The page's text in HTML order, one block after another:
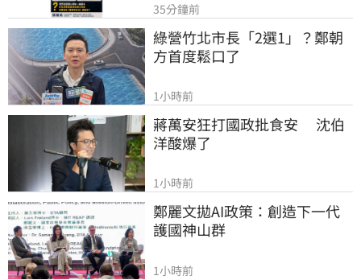
35分鐘前
綠營竹北市長「2選1」？鄭朝
方首度鬆口了
1小時前
蔣萬安狂打國政批食安　 沈伯
洋酸爆了
1小時前
鄭麗文拋AI政策：創造下一代
護國神山群
1小時前